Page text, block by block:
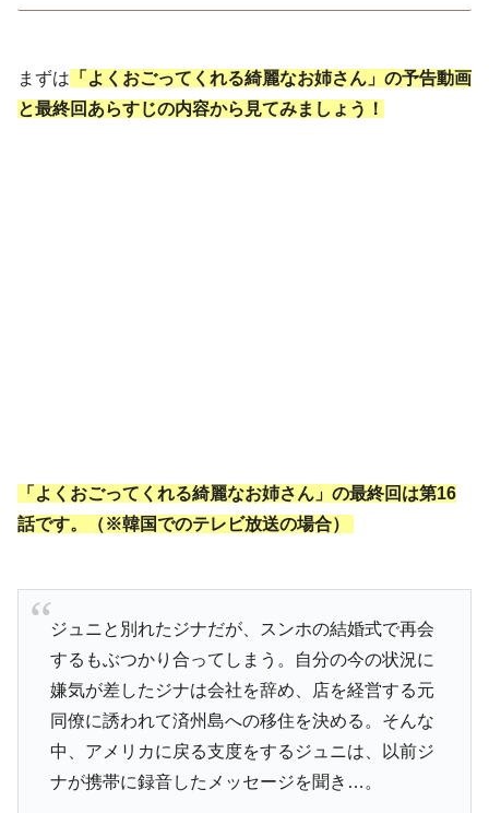
まずは 「よくおごってくれる綺麗なお姉さん」の予告動画
と最終回あらすじの内容から見てみましょう！
「よくおごってくれる綺麗なお姉さん」の最終回は第16
話です。（※韓国でのテレビ放送の場合）
ジュニと別れたジナだが、スンホの結婚式で再会
するもぶつかり合ってしまう。自分の今の状況に
嫌気が差したジナは会社を辞め、店を経営する元
同僚に誘われて済州島への移住を決める。そんな
中、アメリカに戻る支度をするジュニは、以前ジ
ナが携帯に録音したメッセージを聞き…。